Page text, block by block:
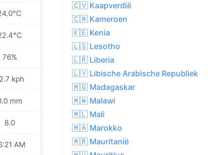
76%
kph
mm
8.0
AM
24.0°C
23.0°C
81%
31.0 kph
1.8 mm
7.0
06:21 AM
🇨🇻 Kaapverdië
🇨🇲 Kameroen
🇰🇪 Kenia
🇱🇸 Lesotho
🇱🇷 Liberia
🇱🇾 Libische Arabische Republiek
🇲🇬 Madagaskar
🇲🇼 Malawi
🇲🇱 Mali
🇲🇦 Marokko
🇲🇷 Mauritanië